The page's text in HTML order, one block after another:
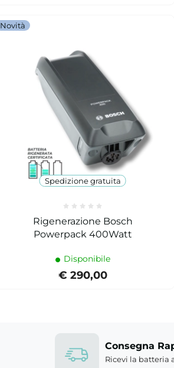
Spedizione gratuita
Novità
Rigenerazione Bosch
Powerpack 400Watt
Disponibile
€ 290,00
Consegna
Ricevi la batteria